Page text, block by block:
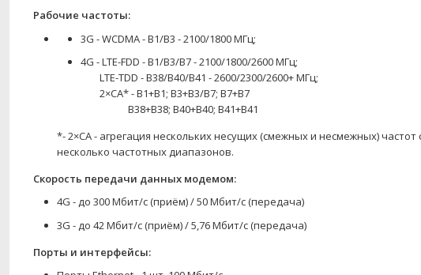
Рабочие частоты:
3G - WCDMA - B1/B3 - 2100/1800 МГц;
4G - LTE-FDD - B1/B3/B7 - 2100/1800/2600 МГц;
LTE-TDD - B38/B40/B41 - 2600/2300/2600+ МГц;
2×СА* - В1+В1; В3+В3/В7; В7+В7
В38+В38; В40+В40; В41+В41
*- 2×СА - агрегация нескольких несущих (смежных и несмежных)
несколько частотных диапазонов.
Скорость передачи данных модемом:
4G - до 300 Мбит/с (приём) / 50 Мбит/с (передача)
3G - до 42 Мбит/с (приём) / 5,76 Мбит/с (передача)
Порты и интерфейсы: